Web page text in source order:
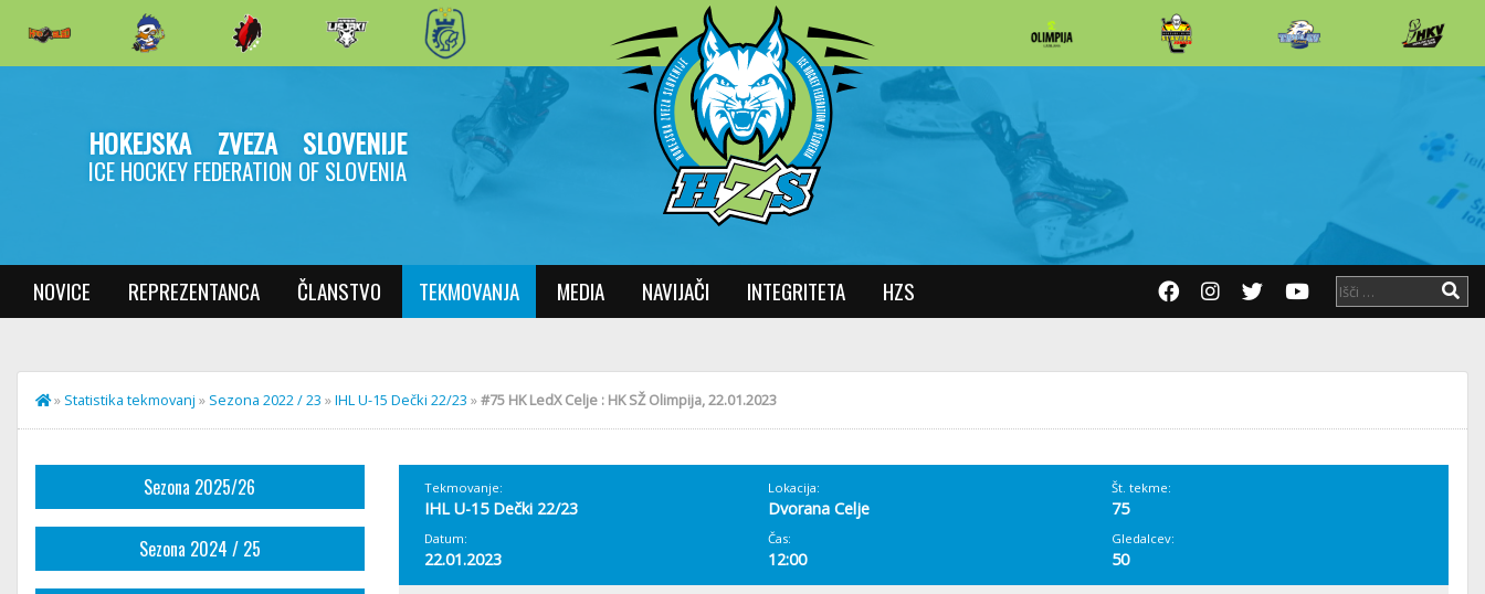
HOKEJSKA ZVEZA SLOVENIJE
ICE HOCKEY FEDERATION OF SLOVENIA
NOVICE REPREZENTANCA ČLANSTVO TEKMOVANJA MEDIA NAVIJAČI INTEGRITETA HZS
» Statistika tekmovanj » Sezona 2022 / 23 »IHL U-15 Dečki 22/23 »#75 HK LedX Celje : HK SŽ Olimpija, 22.01.2023
Sezona 2025/26
Sezona 2024 / 25
Tekmovanje:
IHL U-15 Dečki 22/23
Lokacija:
Dvorana Celje
Št. tekme:
75
Datum:
22.01.2023
Čas:
12:00
Gledalcev:
50